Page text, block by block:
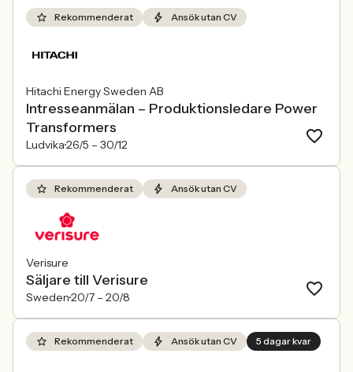
Rekommenderat Ansök utan CV
Hitachi Energy Sweden AB
Intresseanmälan – Produktionsledare Power
Transformers
Ludvika26/5 – 30/12
Rekommenderat Ansök utan CV
Verisure
Säljare till Verisure
Sweden20/7 – 20/8
Rekommenderat Ansök utan CV 5 dagar kvar